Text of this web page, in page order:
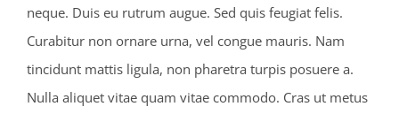
neque. Duis eu rutrum augue. Sed quis feugiat felis.
Curabitur non ornare urna, vel congue mauris. Nam
tincidunt mattis ligula, non pharetra turpis posuere a.
Nulla aliquet vitae quam vitae commodo. Cras ut metus